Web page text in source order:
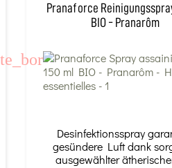
Pranaforce
BIO - Pranarôm
Desinfektionsspray
gesündere Luft dank
ausgewählter